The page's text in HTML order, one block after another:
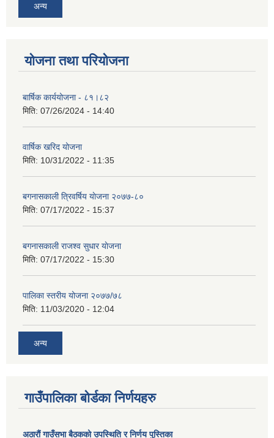
अन्य
योजना तथा परियोजना
बार्षिक कार्ययोजना - ८१।८२
मिति: 07/26/2024 - 14:40
वार्षिक खरिद योजना
मिति: 10/31/2022 - 11:35
बगनासकाली त्रिवर्षिय याेजना २०७७-८०
मिति: 07/17/2022 - 15:37
बगनासकाली राजश्व सुधार याेजना
मिति: 07/17/2022 - 15:30
पालिका स्तरीय योजना २०७७/७८
मिति: 11/03/2020 - 12:04
अन्य
गाउँपालिका बोर्डका निर्णयहरु
अठाराैं गाउँसभा बैठकको उपस्थिति र निर्णय पुस्तिका